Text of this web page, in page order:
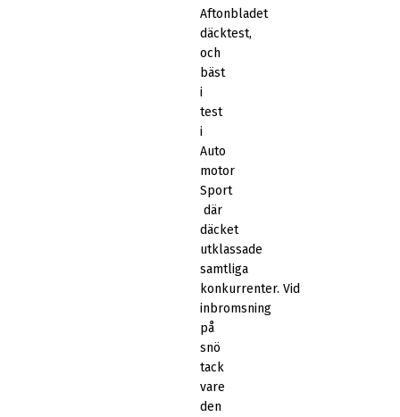
Aftonbladet
däcktest,
och
bäst
i
test
i
Auto
motor
Sport
där
däcket
utklassade
samtliga
konkurrenter. Vid
inbromsning
på
snö
tack
vare
den